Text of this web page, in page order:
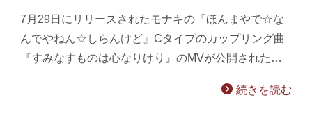
7月29日にリリースされたモナキの『ほんまやで☆な
んでやねん☆しらんけど』Cタイプのカップリング曲
『すみなすものは心なりけり』のMVが公開された…
続きを読む